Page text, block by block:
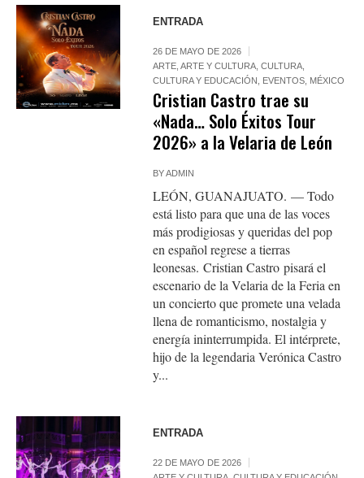
ENTRADA
26 DE MAYO DE 2026
ARTE ,ARTE Y CULTURA ,CULTURA
CULTURA Y EDUCACIÓN
EVENTOS MÉXICO
Cristian Castro trae su
«Nada… Solo Éxitos Tour
2026» a la Velaria de León
BYADMIN
LEÓN, GUANAJUATO. — Todo
está listo para que una de las voces
más prodigiosas y queridas del pop
en español regrese a tierras
leonesas. Cristian Castro pisará el
escenario de la Velaria de la Feria en
un concierto que promete una velada
llena de romanticismo, nostalgia y
energía ininterrumpida. El intérprete,
hijo de la legendaria Verónica Castro
y...
ENTRADA
22 DE MAYO DE 2026